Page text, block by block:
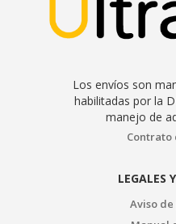
Los envíos son
habilitadas por la
manejo de
Contrato
LEGALES
Aviso